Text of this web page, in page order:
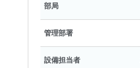
部局
管理部署
設備担当者